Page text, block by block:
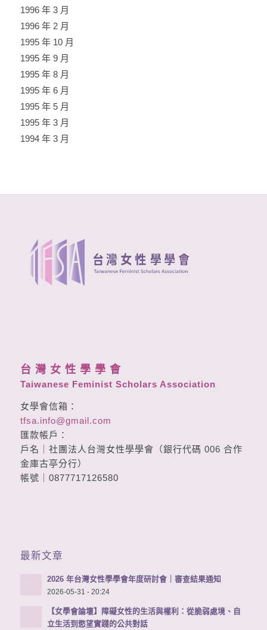
1996 年 3 月
1996 年 2 月
1995 年 10 月
1995 年 9 月
1995 年 8 月
1995 年 6 月
1995 年 5 月
1995 年 3 月
1994 年 3 月
台 灣 女 性 學 學 會
Taiwanese Feminist Scholars Association
女學會信箱：
tfsa.info@gmail.com
匯款帳戶：
戶名｜社團法人台灣女性學學會（銀行代碼 006 合作
金庫古亭分行）
帳號｜0877717126580
最新文章
2026 年台灣女性學學會年度研討會｜審查結果通知
2026-05-31 - 20:24
【女學會論壇】障礙女性的生活與權利：從脆弱處境、自
立生活到慾望實踐的公共對話